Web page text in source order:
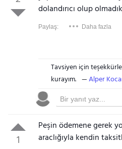
dolandırıcı olup
Paylaş: Daha fazla
Tavsiyen için
kurayım.
Alper
1
Peşin ödemene gerek
araclığıyla kendin